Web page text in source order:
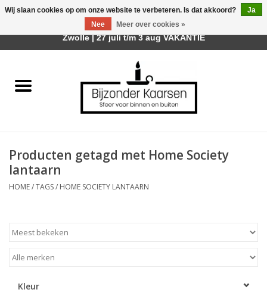
Räder Design Stories
Geurkaarsen
Tafelhaarden
Kaarsenhouders
LED Kaarsen
Producten getagd met Home Society
lantaarn
HOME/TAGS/ HOME SOCIETY LANTAARN
Kleur
Wij slaan cookies op om onze website te verbeteren. Is dat akkoord?
Ja
Nee
Meer over cookies »
Afhalen is mogelijk bij mijn winkel Trotz | Belvederelaan 107
Zwolle | 27 juli t/m 3 aug VAKANTIE